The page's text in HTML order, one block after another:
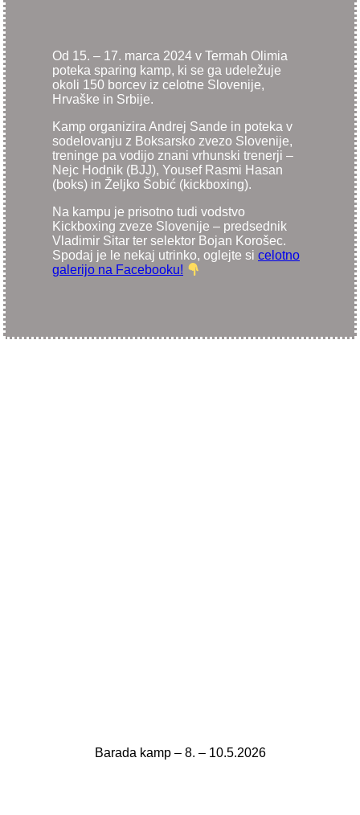
Od 15. – 17. marca 2024 v Termah Olimia
poteka sparing kamp, ki se ga udeležuje
okoli 150 borcev iz celotne Slovenije,
Hrvaške in Srbije.
Kamp organizira Andrej Sande in poteka v
sodelovanju z Boksarsko zvezo Slovenije,
treninge pa vodijo znani vrhunski trenerji –
Nejc Hodnik (BJJ), Yousef Rasmi Hasan
(boks) in Željko Šobić (kickboxing).
Na kampu je prisotno tudi vodstvo
Kickboxing zveze Slovenije – predsednik
Vladimir Sitar ter selektor Bojan Korošec.
Spodaj je le nekaj utrinko, oglejte si celotno
galerijo na Facebooku!
Barada kamp – 8. – 10.5.2026